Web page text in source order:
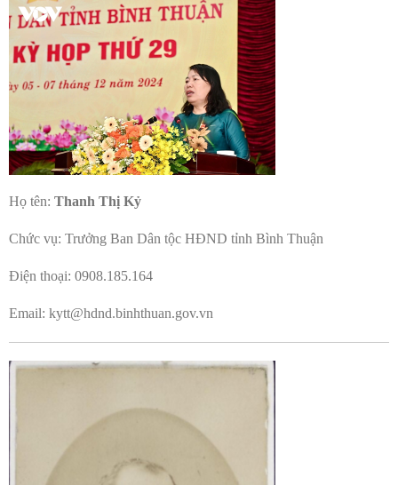
Họ tên: Thanh Thị Kỷ
Chức vụ: Trưởng Ban Dân tộc HĐND tỉnh Bình Thuận
Điện thoại: 0908.185.164
Email: kytt@hdnd.binhthuan.gov.vn